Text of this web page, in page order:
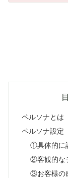
ペルソナとは
ペルソナ設定
①具体的に
②客観的な
③お客様の